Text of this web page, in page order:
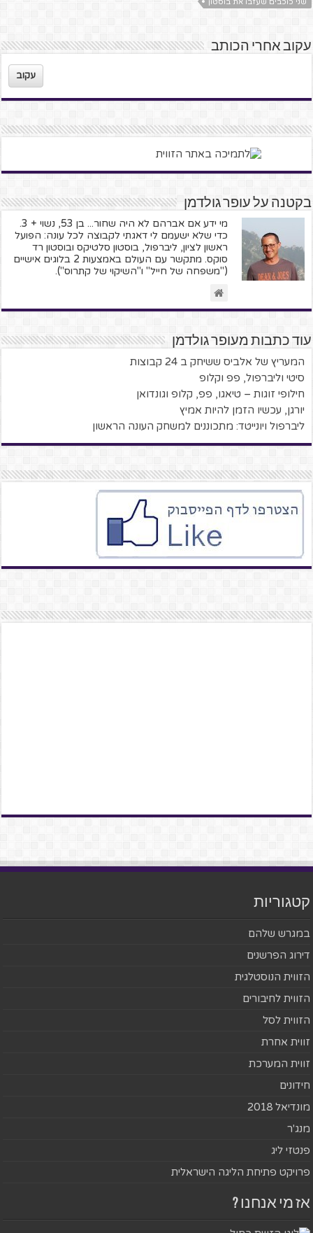
עקוב אחרי הכותב
עקוב
בקטנה על עופר גולדמן
מי ידע אם אברהם לא היה שחור... בן 53, נשוי + 3.
כדי שלא ישעמם לי דאגתי לקבוצה לכל עונה: הפועל
ראשון לציון, ליברפול, בוסטון סלטיקס ובוסטון רד
סוקס. מתקשר עם העולם באמצעות 2 בלוגים אישיים
("משפחה של חייל" ו"השיקוי של קתרוס").
עוד כתבות מעופר גולדמן
המעריץ של אלביס ששיחק ב 24 קבוצות
סיטי וליברפול, פפ וקלופ
חילופי זוגות – טיאגו, פפ, קלופ וגונדואן
יורגן, עכשיו הזמן להיות אמיץ
ליברפול ויונייטד: מתכוננים למשחק העונה הראשון
קטגוריות
במגרש שלהם
דירוג הפרשנים
הזווית הנוסטלגית
הזווית לחיבורים
הזווית לסל
זווית אחרת
זווית המערכת
חידונים
מונדיאל 2018
מנג'ר
פנטזי ליג
פרויקט פתיחת הליגה הישראלית
אז מי אנחנו ?